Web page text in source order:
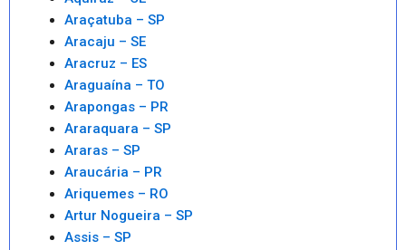
Araçatuba – SP
Aracaju – SE
Aracruz – ES
Araguaína – TO
Arapongas – PR
Araraquara – SP
Araras – SP
Araucária – PR
Ariquemes – RO
Artur Nogueira – SP
Assis – SP